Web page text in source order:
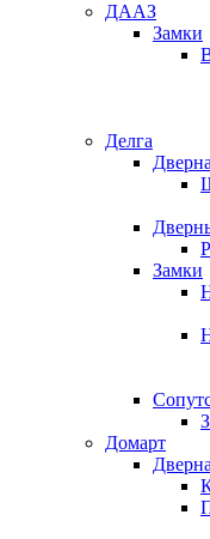
ДААЗ
Замки
Делга
Замки
Домарт